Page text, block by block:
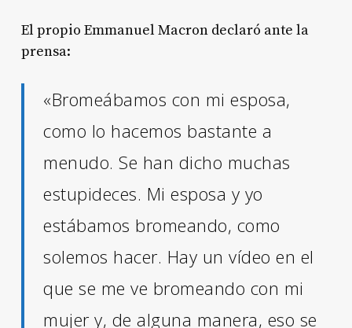
El propio Emmanuel Macron declaró ante la
prensa:
«Bromeábamos con mi esposa,
como lo hacemos bastante a
menudo. Se han dicho muchas
estupideces. Mi esposa y yo
estábamos bromeando, como
solemos hacer. Hay un vídeo en el
que se me ve bromeando con mi
mujer y, de alguna manera, eso se